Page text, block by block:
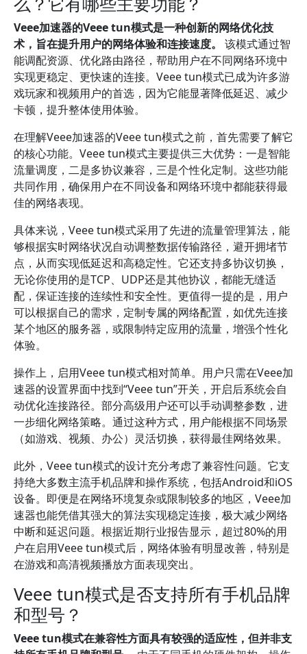
Veee加速器的Veee tun模式是一种创新的网络优化技
术，旨在提升用户的网络体验和连接速度。
该模式通过智
能调配资源、优化路由路径，帮助用户在不同网络环境中
实现更稳定、更快速的连接。Veee tun模式已成为许多游
戏玩家和视频用户的首选，因为它能显著降低延迟、减少
卡顿，提升整体使用体验。
在理解Veee加速器的Veee tun模式之前，首先需要了解它
的核心功能。Veee tun模式主要提供三大优势：一是智能
流量调度，二是多协议兼容，三是个性化定制。这些功能
共同作用，确保用户在不同设备和网络环境中都能获得最
佳的网络表现。
具体来说，Veee tun模式采用了先进的流量管理算法，能
够根据实时网络状况自动调整数据传输路径，避开拥堵节
点，从而实现低延迟和高稳定性。它还支持多协议切换，
无论你使用的是TCP、UDP还是其他协议，都能无缝适
配，保证连接的连续性和安全性。更值得一提的是，用户
可以根据自己的需求，定制专属的网络配置，如优先连接
某个地区的服务器，或限制特定应用的流量，增强个性化
体验。
操作上，启用Veee tun模式相对简单。用户只需在Veee加
速器的设置界面中找到“Veee tun”开关，开启后系统会自
动优化连接路径。部分高级用户还可以手动调整参数，进
一步细化网络策略。通过这种方式，用户能根据不同场景
（如游戏、视频、办公）灵活切换，获得最佳网络效果。
此外，Veee tun模式的设计充分考虑了兼容性问题。它支
持绝大多数主流手机品牌和操作系统，包括Android和iOS
设备。即便是在网络环境复杂或限制较多的地区，Veee加
速器也能凭借其强大的算法实现稳定连接，极大减少网络
中断和延迟问题。根据近期行业报告显示，超过80%的用
户在启用Veee tun模式后，网络体验有明显改善，特别是
在游戏和高清视频播放方面表现突出。
Veee tun模式是否支持所有手机品牌
和型号？
Veee tun模式在兼容性方面具有较强的适应性，但并非支